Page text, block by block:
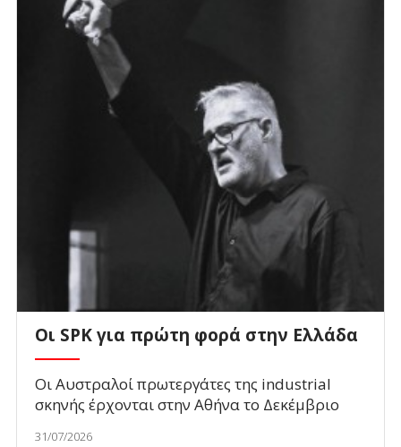
Οι SPK για πρώτη φορά στην Ελλάδα
Οι Αυστραλοί πρωτεργάτες της industrial
σκηνής έρχονται στην Αθήνα το Δεκέμβριο
31/07/2026